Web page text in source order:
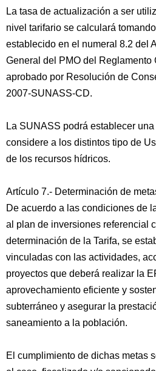
La tasa de actualización a ser
nivel tarifario se calculará
establecido en el numeral 8.2 del
General del PMO del Reglamento
aprobado por Resolución de
2007-SUNASS-CD.
La SUNASS podrá establecer
considere a los distintos tipo de
de los recursos hídricos.
Artículo 7.- Determinación de
De acuerdo a las condiciones de
al plan de inversiones referencial
determinación de la Tarifa, se
vinculadas con las actividades,
proyectos que deberá realizar la
aprovechamiento eficiente y
subterráneo y asegurar la
saneamiento a la población.
El cumplimiento de dichas metas